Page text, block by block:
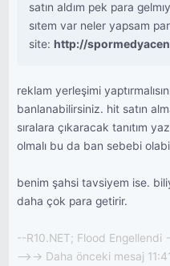
satın aldım pek para
sıtem var neler yapsam
site: http://
reklam yerleşimi
banlanabilirsiniz. hit satın
sıralara çıkaracak tanıtım
olmalı bu da ban sebebi
benim şahsi tavsiyem ise.
daha çok para getirir.
--R10.NET; Flood Engellendi
-->-> Daha önceki mesaj